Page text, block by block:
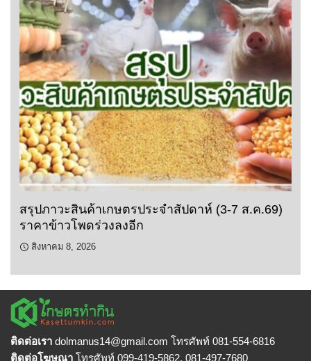
สรุปภาวะสินค้าเกษตรประจำสัปดาห์ (3-7 ส.ค.69)
ราคาข้าวโพดร่วงลงอีก
สิงหาคม 8, 2026
ติดต่อเรา dolmanus14@gmail.com โทรศัพท์ 081-554-6816
ติดต่อโฆษณา โทรศัพท์ 099-419-5862, 081-497-7680